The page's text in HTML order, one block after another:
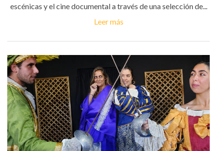
escénicas y el cine documental a través de una selección de...
Leer más